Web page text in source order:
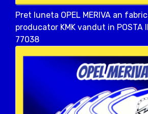
Pret luneta OPEL MERIVA an
producator KMK vandut in POSTA
77038